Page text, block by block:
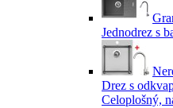
Jednodrez s
Drez s
Celoplošný,